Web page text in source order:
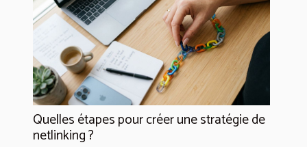
Quelles étapes pour créer une stratégie de
netlinking ?